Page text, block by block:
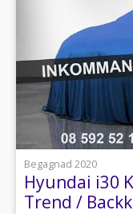
Begagnad 2020
Hyundai i30
Trend /